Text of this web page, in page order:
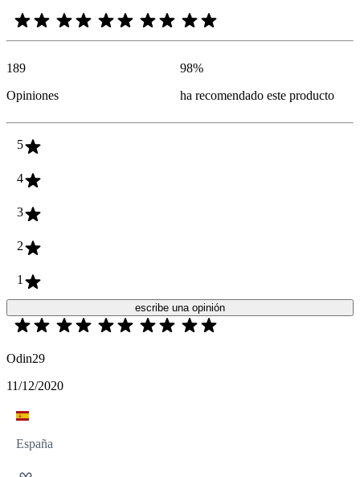
189
Opiniones
98%
ha recomendado este producto
5
4
3
2
1
escribe una opinión
Odin29
11/12/2020
España